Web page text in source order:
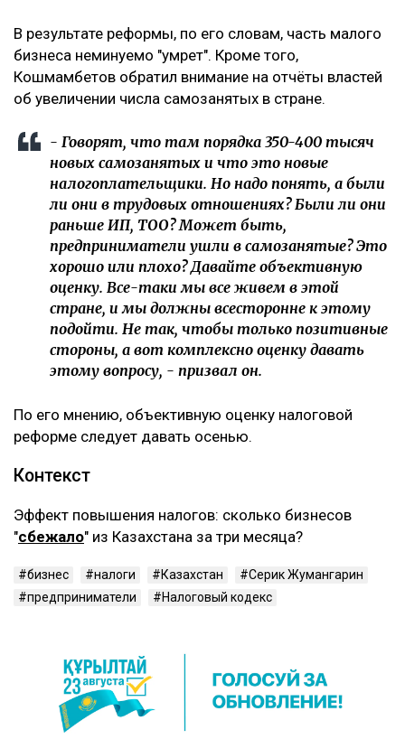
‎В результате реформы, по его словам, часть малого
бизнеса неминуемо "умрет". Кроме того,
Кошмамбетов обратил внимание на отчёты властей
об увеличении числа самозанятых в стране.
‎- Говорят, что там порядка 350-400 тысяч
новых самозанятых и что это новые
налогоплательщики. Но надо понять, а были
ли они в трудовых отношениях? Были ли они
раньше ИП, ТОО? Может быть,
предприниматели ушли в самозанятые? Это
хорошо или плохо? Давайте объективную
оценку. Все-таки мы все живем в этой
стране, и мы должны всесторонне к этому
подойти. Не так, чтобы только позитивные
стороны, а вот комплексно оценку давать
этому вопросу, - призвал он.
‎По его мнению, объективную оценку налоговой
реформе следует давать осенью.
‎Контекст
‎Эффект повышения налогов: сколько бизнесов
"сбежало" из Казахстана за три месяца?
бизнес налоги Казахстан
Серик Жумангарин
предприниматели
Налоговый кодекс